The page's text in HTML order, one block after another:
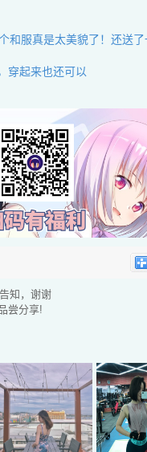
和服真是太美貌了！还送
穿起来也还可以
知，谢谢
尝分享!